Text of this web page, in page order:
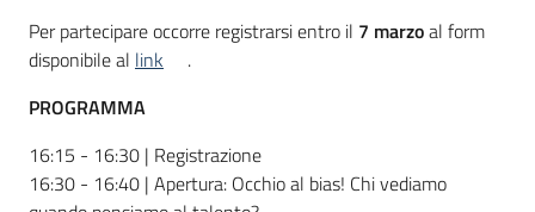
Per partecipare occorre registrarsi entro il 7 marzoal form
disponibile al link
.
PROGRAMMA
16:15 - 16:30 | Registrazione
16:30 - 16:40 | Apertura: Occhio al bias! Chi vediamo